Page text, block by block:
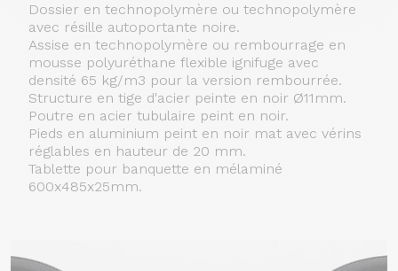
Dossier en technopolymère ou technopolymère
avec résille autoportante noire.
Assise en technopolymère ou rembourrage en
mousse polyuréthane flexible ignifuge avec
densité 65 kg/m3 pour la version rembourrée.
Structure en tige d'acier peinte en noir Ø11mm.
Poutre en acier tubulaire peint en noir.
Pieds en aluminium peint en noir mat avec vérins
réglables en hauteur de 20 mm.
Tablette pour banquette en mélaminé
600x485x25mm.